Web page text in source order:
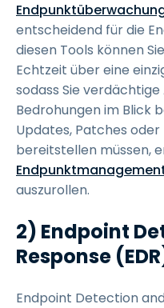
entscheidend für die
diesen Tools können
Echtzeit über eine
sodass Sie
Bedrohungen im Blick
Updates, Patches
bereitstellen müssen,
auszurollen.
2) Endpoint
Response
Endpoint Detection